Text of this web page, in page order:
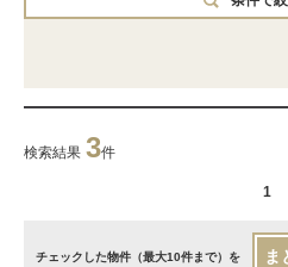
検索結果 3件
1
チェックした物件（最大10件まで）を ま